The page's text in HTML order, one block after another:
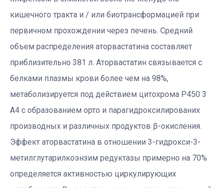
кишечного тракта и / или биотрансформацией при
первичном прохождении через печень. Средний
объем распределения аторвастатина составляет
приблизительно 381 л. Аторвастатин связывается с
белками плазмы крови более чем на 98%,
метаболизируется под действием цитохрома Р450 3
А4 с образованием орто и парагидроксилированих
производных и различных продуктов β-окисления.
Эффект аторвастатина в отношении 3-гидрокси-3-
метилглутарилкоэнзим редуктазы примерно на 70%
определяется активностью циркулирующих